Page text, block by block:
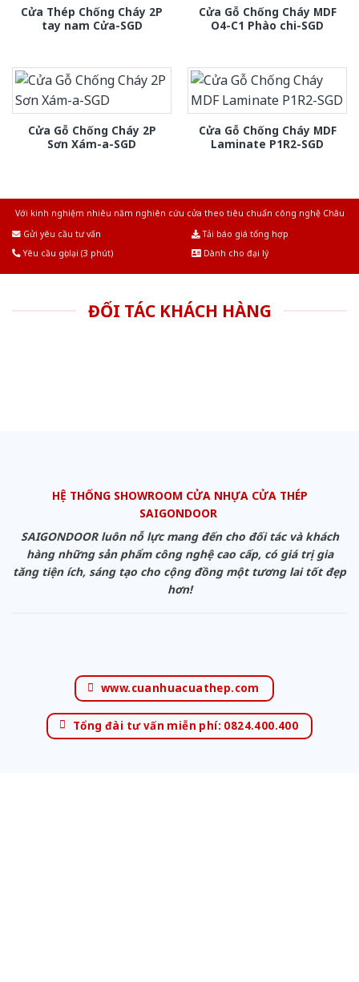
Cửa Thép Chống Cháy 2P
tay nam Cửa-SGD
Cửa Gỗ Chống Cháy MDF
O4-C1 Phào chi-SGD
Cửa Gỗ Chống Cháy 2P
Sơn Xám-a-SGD
Cửa Gỗ Chống Cháy MDF
Laminate P1R2-SGD
Với kinh nghiệm nhiêu năm nghiên cứu cửa theo tiêu chuẩn công nghệ Châu
Gửi yêu cầu tư vấn
Tải báo giá tổng hợp
Yêu cầu gọi lại (3 phút)
Dành cho đại lý
ĐỐI TÁC KHÁCH HÀNG
HỆ THỐNG SHOWROOM CỬA NHỰA CỬA THÉP
SAIGONDOOR
SAIGONDOOR luôn nỗ lực mang đến cho đối tác và khách
hàng những sản phẩm công nghệ cao cấp, có giá trị gia
tăng tiện ích, sáng tạo cho cộng đồng một tương lai tốt đẹp
hơn!
www.cuanhuacuathep.com
Tổng đài tư vấn miễn phí: 0824.400.400